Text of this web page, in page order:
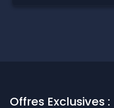
Offres Exclusives :